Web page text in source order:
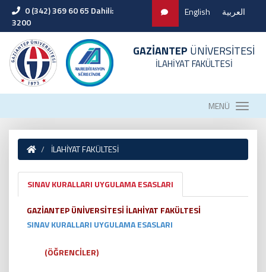
0 (342) 369 60 65 Dahili:
3200
English العربية
GAZİANTEP ÜNİVERSİTESİ
İLAHİYAT FAKÜLTESİ
MENÜ
İLAHİYAT FAKÜLTESİ
SINAV KURALLARI UYGULAMA ESASLARI
GAZİANTEP ÜNİVERSİTESİ İLAHİYAT FAKÜLTESİ
SINAV KURALLARI UYGULAMA ESASLARI
(ÖĞRENCİLER)